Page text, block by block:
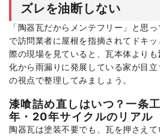
ズレを油断しない
「陶器瓦だからメンテフリー」と思
で訪問業者に屋根を指摘されてドキ
際の現場を見ていると、瓦本体よりも
化から雨漏りに発展している家が目
の視点で整理してみましょう。
漆喰詰め直しはいつ？一条
年・20年サイクルのリアル
陶器瓦は塗装不要でも、瓦を押さえ